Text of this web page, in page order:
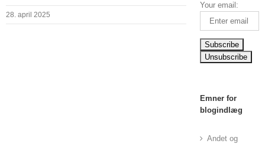
28. april 2025
Your email:
Emner for
blogindlæg
Andet og